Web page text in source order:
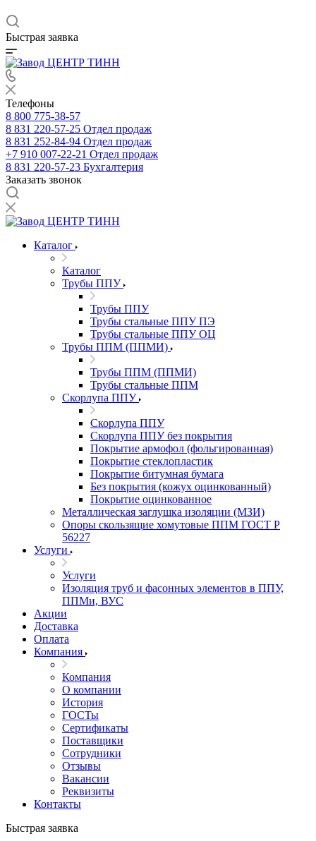
Быстрая заявка
Телефоны
8 800 775-38-57
8 831 220-57-25 Отдел продаж
8 831 252-84-94 Отдел продаж
+7 910 007-22-21 Отдел продаж
8 831 220-57-23 Бухгалтерия
Заказать звонок
Каталог
Каталог
Трубы ППУ
Трубы ППУ
Трубы стальные ППУ ПЭ
Трубы стальные ППУ ОЦ
Трубы ППМ (ППМИ)
Трубы ППМ (ППМИ)
Трубы стальные ППМ
Скорлупа ППУ
Скорлупа ППУ
Скорлупа ППУ без покрытия
Покрытие армофол (фольгированная)
Покрытие стеклопластик
Покрытие битумная бумага
Без покрытия (кожух оцинкованный)
Покрытие оцинкованное
Металлическая заглушка изоляции (МЗИ)
Опоры скользящие хомутовые ППМ ГОСТ Р
56227
Услуги
Услуги
Изоляция труб и фасонных элементов в ППУ,
ППМи, ВУС
Акции
Доставка
Оплата
Компания
Компания
О компании
История
ГОСТы
Сертификаты
Поставщики
Сотрудники
Отзывы
Вакансии
Реквизиты
Контакты
Быстрая заявка